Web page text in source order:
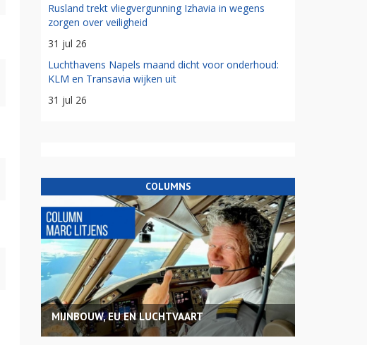
Rusland trekt vliegvergunning Izhavia in wegens
zorgen over veiligheid
31 jul 26
Luchthavens Napels maand dicht voor onderhoud:
KLM en Transavia wijken uit
31 jul 26
COLUMNS
MIJNBOUW, EU EN LUCHTVAART